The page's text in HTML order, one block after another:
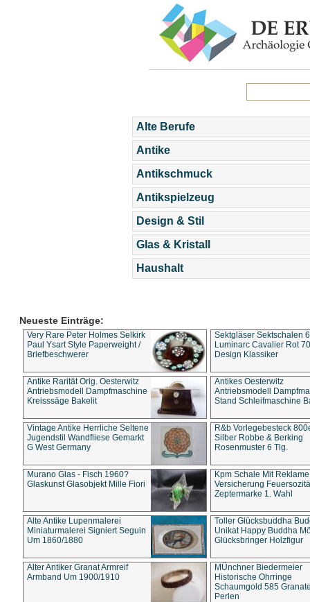
Alte Berufe
Antike
Antikschmuck
Antikspielzeug
Design & Stil
Glas & Kristall
Haushalt
Neueste Einträge:
Very Rare Peter Holmes Selkirk
Paul Ysart Style Paperweight /
Briefbeschwerer
Sektgläser Sektschalen
Luminarc Cavalier Rot
Design Klassiker
Antike Rarität Orig. Oesterwitz
Antriebsmodell Dampfmaschine
Kreisssäge Bakelit
Antikes Oesterwitz
Antriebsmodell
Stand Schleifmaschine
Vintage Antike Herrliche Seltene
Jugendstil Wandfliese Gemarkt
G West Germany
R&b Vorlegebesteck
Silber Robbe & Berking
Rosenmuster 6 Tlg.
Murano Glas - Fisch 1960?
Glaskunst Glasobjekt Mille Fiori
Kpm Schale Mit Reklame
Versicherung
Zeptermarke 1. Wahl
Alte Antike Lupenmalerei
Miniaturmalerei Signiert Seguin
Um 1860/1880
Toller Glücksbuddha
Unikat Happy Buddha
Glücksbringer Holzfigur
Alter Antiker Granat Armreif
Armband Um 1900/1910
MÜnchner Biedermeier
Historische Ohrringe
Schaumgold 585
Perlen